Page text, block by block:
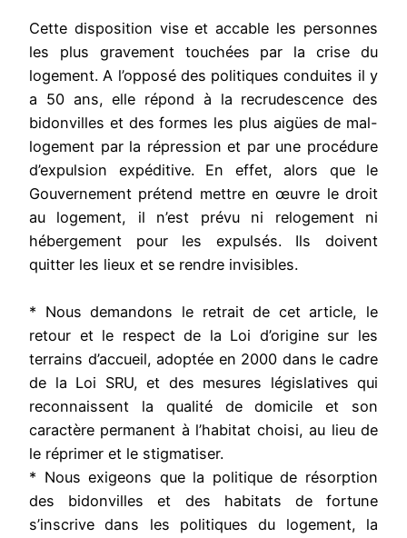
Cette disposition vise et accable les personnes
les plus gravement touchées par la crise du
logement. A l’opposé des politiques conduites il y
a 50 ans, elle répond à la recrudescence des
bidonvilles et des formes les plus aigües de mal-
logement par la répression et par une procédure
d’expulsion expéditive. En effet, alors que le
Gouvernement prétend mettre en œuvre le droit
au logement, il n’est prévu ni relogement ni
hébergement pour les expulsés. Ils doivent
quitter les lieux et se rendre invisibles.
* Nous demandons le retrait de cet article, le
retour et le respect de la Loi d’origine sur les
terrains d’accueil, adoptée en 2000 dans le cadre
de la Loi SRU, et des mesures législatives qui
reconnaissent la qualité de domicile et son
caractère permanent à l’habitat choisi, au lieu de
le réprimer et le stigmatiser.
* Nous exigeons que la politique de résorption
des bidonvilles et des habitats de fortune
s’inscrive dans les politiques du logement, la